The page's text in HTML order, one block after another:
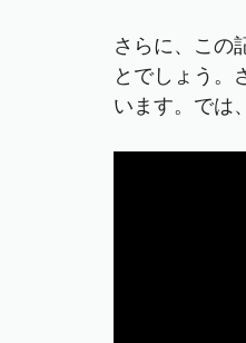
さらに、この
とでしょう。
います。では